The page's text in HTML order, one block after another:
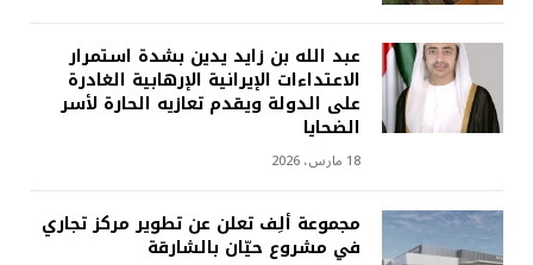
عبد الله بن زايد يدين بشدة استمرار
الاعتداءات الإيرانية الإرهابية الغادرة
على الدولة ويقدم تعازيه الحارة لأسر
الضحايا
18 مارس، 2026
مجموعة ألِف تعلن عن تطوير مركز تجاري
في مشروع حيّان بالشارقة